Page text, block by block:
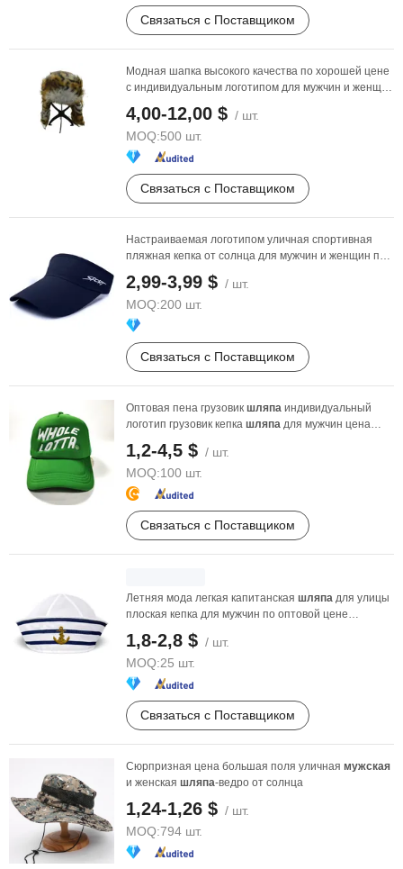
Связаться с Поставщиком
Модная шапка высокого качества по хорошей цене
с индивидуальным логотипом для мужчин и женщин
4,00-12,00 $ / шт.
MOQ:500 шт.
Связаться с Поставщиком
Настраиваемая логотипом уличная спортивная
пляжная кепка от солнца для мужчин и женщин по
2,99-3,99 $ / шт.
MOQ:200 шт.
Связаться с Поставщиком
Оптовая пена грузовик шляпа индивидуальный
логотип грузовик кепка шляпа для мужчин цена
1,2-4,5 $ / шт.
MOQ:100 шт.
Связаться с Поставщиком
Летняя мода легкая капитанская шляпа для улицы
плоская кепка для мужчин по оптовой цене
1,8-2,8 $ / шт.
MOQ:25 шт.
Связаться с Поставщиком
Сюрпризная цена большая поля уличная мужская
и женская шляпа-ведро от солнца
1,24-1,26 $ / шт.
MOQ:794 шт.